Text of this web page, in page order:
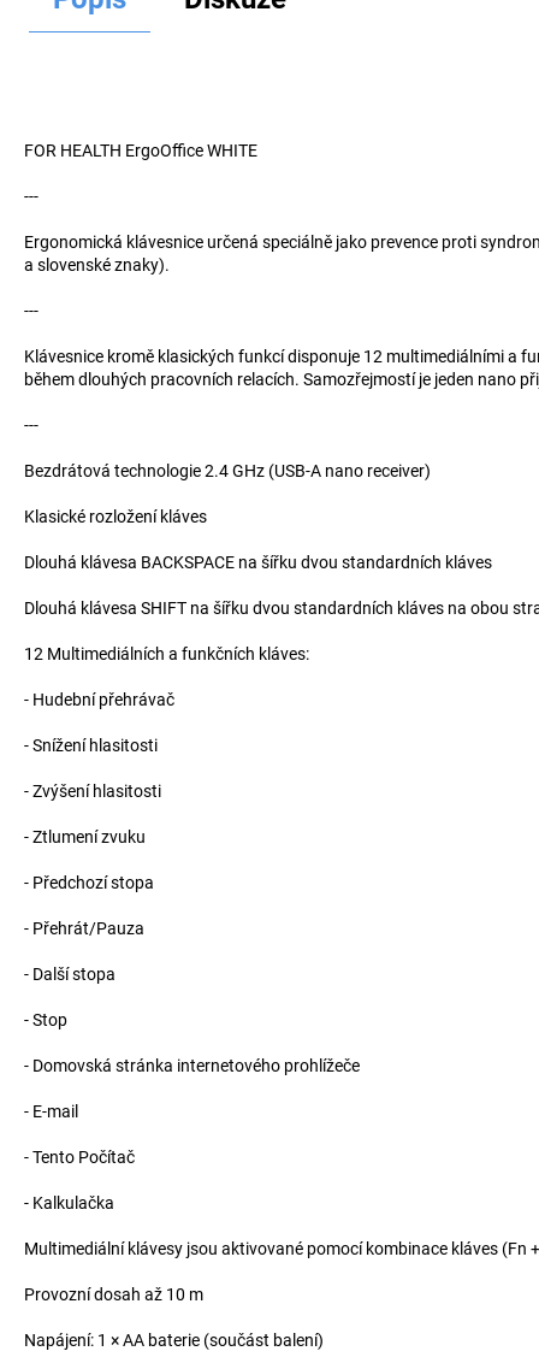
FOR HEALTH ErgoOffice WHITE
---
Ergonomická klávesnice určená speciálně jako prevence proti
a slovenské znaky).
---
Klávesnice kromě klasických funkcí disponuje 12 multimediálními a
během dlouhých pracovních relacích. Samozřejmostí je jeden nano
---
Bezdrátová technologie 2.4 GHz (USB-A nano receiver)
Klasické rozložení kláves
Dlouhá klávesa BACKSPACE na šířku dvou standardních kláves
Dlouhá klávesa SHIFT na šířku dvou standardních kláves na obou
12 Multimediálních a funkčních kláves:
- Hudební přehrávač
- Snížení hlasitosti
- Zvýšení hlasitosti
- Ztlumení zvuku
- Předchozí stopa
- Přehrát/Pauza
- Další stopa
- Stop
- Domovská stránka internetového prohlížeče
- E-mail
- Tento Počítač
- Kalkulačka
Multimediální klávesy jsou aktivované pomocí kombinace kláves (Fn
Provozní dosah až 10 m
Napájení: 1 × AA baterie (součást balení)
Hledat
o
o
u
č
u
e
m